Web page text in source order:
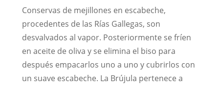
Conservas de mejillones en escabeche,
procedentes de las Rías Gallegas, son
desvalvados al vapor. Posteriormente se fríen
en aceite de oliva y se elimina el biso para
después empacarlos uno a uno y cubrirlos con
un suave escabeche. La Brújula pertenece a